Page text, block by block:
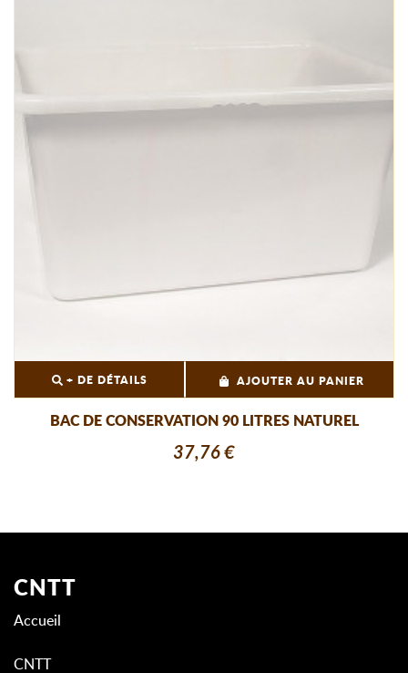
+ DE DÉTAILS AJOUTER AU PANIER
BAC DE CONSERVATION 90 LITRES NATUREL
37,76 €
CNTT
Accueil
CNTT